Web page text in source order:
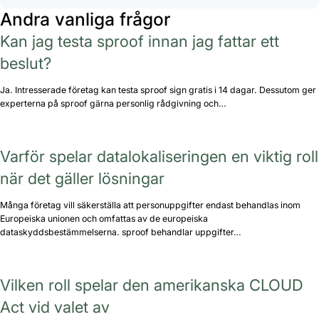
Andra vanliga frågor
Kan jag testa sproof innan jag fattar ett
beslut?
Ja. Intresserade företag kan testa sproof sign gratis i 14 dagar. Dessutom ger
experterna på sproof gärna personlig rådgivning och…
Varför spelar datalokaliseringen en viktig roll
när det gäller lösningar
Många företag vill säkerställa att personuppgifter endast behandlas inom
Europeiska unionen och omfattas av de europeiska
dataskyddsbestämmelserna. sproof behandlar uppgifter…
Vilken roll spelar den amerikanska CLOUD
Act vid valet av